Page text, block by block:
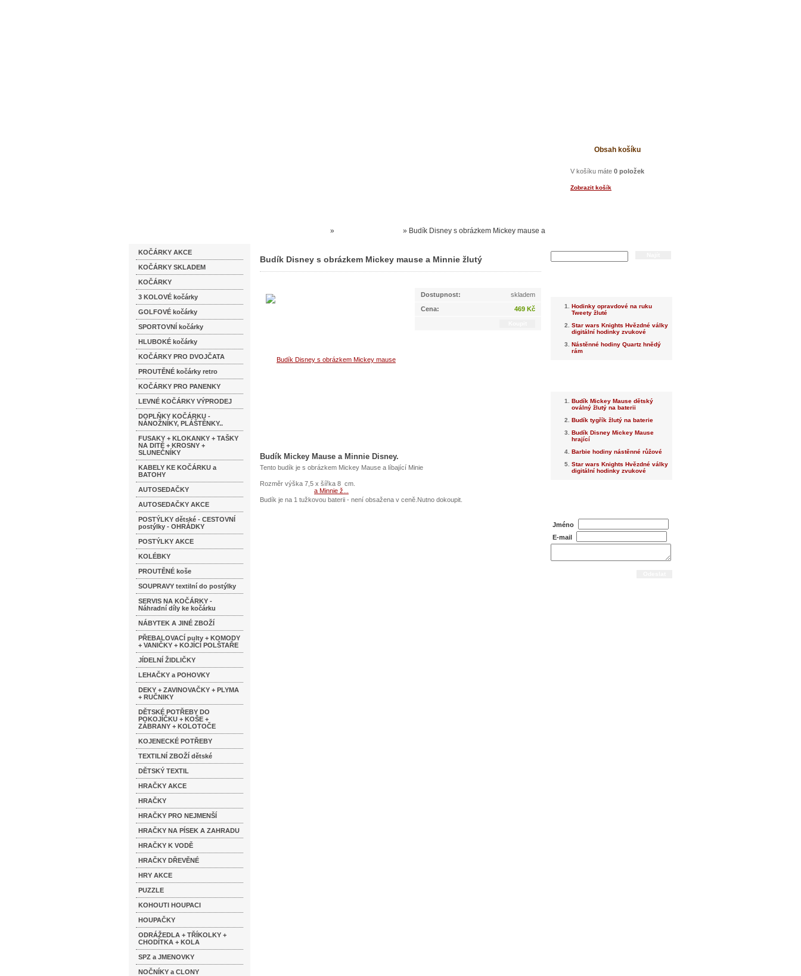
Obsah košíku
V košíku máte 0 položek
Zobrazit košík
KOČÁRKY AKCE
KOČÁRKY SKLADEM
KOČÁRKY
3 KOLOVÉ kočárky
GOLFOVÉ kočárky
SPORTOVNÍ kočárky
HLUBOKÉ kočárky
KOČÁRKY PRO DVOJČATA
PROUTĚNÉ kočárky retro
KOČÁRKY PRO PANENKY
LEVNÉ KOČÁRKY VÝPRODEJ
DOPLŇKY KOČÁRKU -
NÁNOŽNÍKY, PLÁŠTĚNKY..
FUSAKY + KLOKANKY + TAŠKY
NA DITĚ + KROSNY +
SLUNEČNÍKY
KABELY KE KOČÁRKU a
BATOHY
AUTOSEDAČKY
AUTOSEDAČKY AKCE
POSTÝLKY dětské - CESTOVNÍ
postýlky - OHRÁDKY
POSTÝLKY AKCE
KOLÉBKY
PROUTĚNÉ koše
SOUPRAVY textilní do postýlky
SERVIS NA KOČÁRKY -
Náhradní díly ke kočárku
NÁBYTEK A JINÉ ZBOŽÍ
PŘEBALOVACÍ pulty + KOMODY
+ VANIČKY + KOJÍCÍ POLŠTAŘE
JÍDELNÍ ŽIDLIČKY
LEHAČKY a POHOVKY
DEKY + ZAVINOVAČKY + PLYMA
+ RUČNIKY
DĚTSKÉ POTŘEBY DO
POKOJÍČKU + KOŠE +
ZÁBRANY + KOLOTOČE
KOJENECKÉ POTŘEBY
TEXTILNÍ ZBOŽÍ dětské
DĚTSKÝ TEXTIL
HRAČKY AKCE
HRAČKY
HRAČKY PRO NEJMENŠÍ
HRAČKY NA PÍSEK A ZAHRADU
HRAČKY K VODĚ
HRAČKY DŘEVĚNÉ
HRY AKCE
PUZZLE
KOHOUTI HOUPACI
HOUPAČKY
ODRÁŽEDLA + TŘÍKOLKY +
CHODÍTKA + KOLA
SPZ a JMENOVKY
NOČNÍKY a CLONY
» » Budík Disney s obrázkem Mickey mause a
Minnie žlutý
Budík Disney s obrázkem Mickey mause a Minnie žlutý
Dostupnost:
skladem
Cena:
469 Kč
Budík Mickey Mause a Minnie Disney.
Tento budík je s obrázkem Mickey Mause a líbající Minie
Rozměr výška 7,5 x šířka 8 cm.
Budík je na 1 tužkovou baterii - není obsažena v ceně.Nutno dokoupit.
Hodinky opravdové na ruku
Tweety žluté
Star wars Knights Hvězdné války
digitální hodinky zvukové
Nástěnné hodiny Quartz hnědý
rám
Budík Mickey Mause dětský
oválný žlutý na baterii
Budík tygřík žlutý na baterie
Budík Disney Mickey Mause
hrající
Barbie hodiny nástěnné růžové
Star wars Knights Hvězdné války
digitální hodinky zvukové
Jméno
E-mail